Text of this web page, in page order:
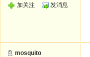
加关注
发消息
mosquito